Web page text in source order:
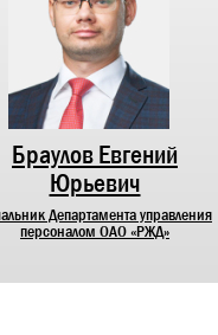
Браулов Евгений
Юрьевич
Департамента управления
персоналом ОАО «РЖД»